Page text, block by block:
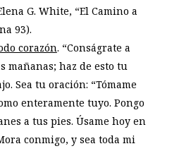
G. White, “El Camino a
93).
corazón. “Conságrate a
mañanas; haz de esto tu
Sea tu oración: “Tómame
enteramente tuyo. Pongo
a tus pies. Úsame hoy en
conmigo, y sea toda mi